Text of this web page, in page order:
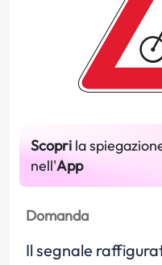
Scopri la
nell'App
Domanda
Il segnale